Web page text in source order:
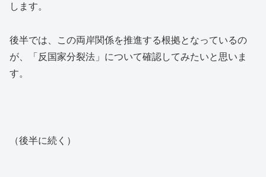
します。
後半では、この両岸関係を推進する根拠となっているの
が、「反国家分裂法」について確認してみたいと思いま
す。
（後半に続く）